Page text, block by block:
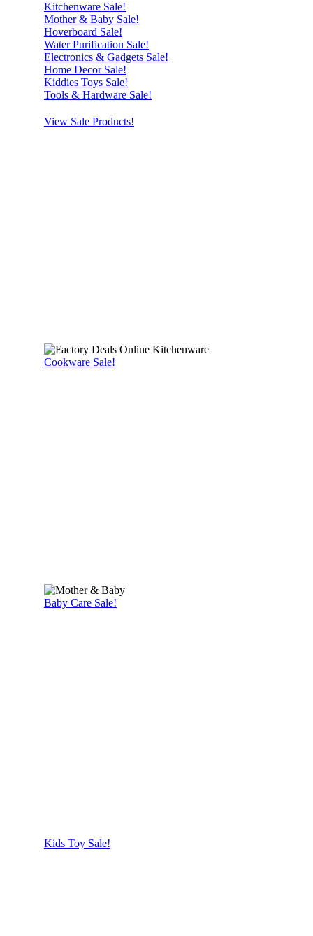
Kitchenware Sale!
Mother & Baby Sale!
Hoverboard Sale!
Water Purification Sale!
Electronics & Gadgets Sale!
Home Decor Sale!
Kiddies Toys Sale!
Tools & Hardware Sale!
View Sale Products!
Cookware Sale!
Baby Care Sale!
Kids Toy Sale!